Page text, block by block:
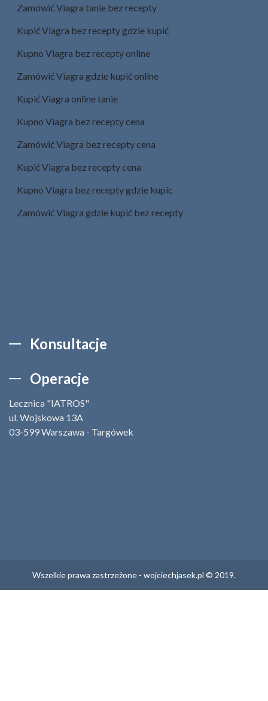
Zamówić Viagra tanie bez recepty
Kupić Viagra bez recepty gdzie kupić
Kupno Viagra bez recepty online
Zamówić Viagra gdzie kupić online
Kupić Viagra online tanie
Kupno Viagra bez recepty cena
Zamówić Viagra bez recepty cena
Kupić Viagra bez recepty cena
Kupno Viagra bez recepty gdzie kupic
Zamówić Viagra gdzie kupić bez recepty
Konsultacje
Operacje
Lecznica "IATROS"
ul. Wojskowa 13A
03-599 Warszawa - Targówek
Wszelkie prawa zastrzeżone - wojciechjasek.pl © 2019.